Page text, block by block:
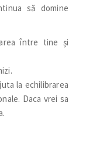
să domine
între tine și
la echilibrarea
Daca vrei sa